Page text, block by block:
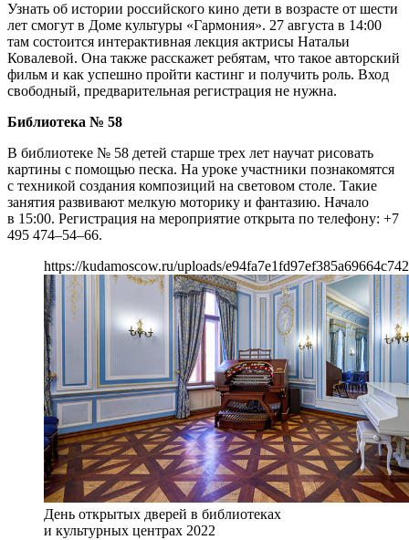
Узнать об истории российского кино дети в возрасте от шести
лет смогут в Доме культуры «Гармония». 27 августа в 14:00
там состоится интерактивная лекция актрисы Натальи
Ковалевой. Она также расскажет ребятам, что такое авторский
фильм и как успешно пройти кастинг и получить роль. Вход
свободный, предварительная регистрация не нужна.
Библиотека № 58
В библиотеке № 58 детей старше трех лет научат рисовать
картины с помощью песка. На уроке участники познакомятся
с техникой создания композиций на световом столе. Такие
занятия развивают мелкую моторику и фантазию. Начало
в 15:00. Регистрация на мероприятие открыта по телефону: +7
495 474–54–66.
https://kudamoscow.ru/uploads/
День открытых дверей в библиотеках
и культурных центрах 2022